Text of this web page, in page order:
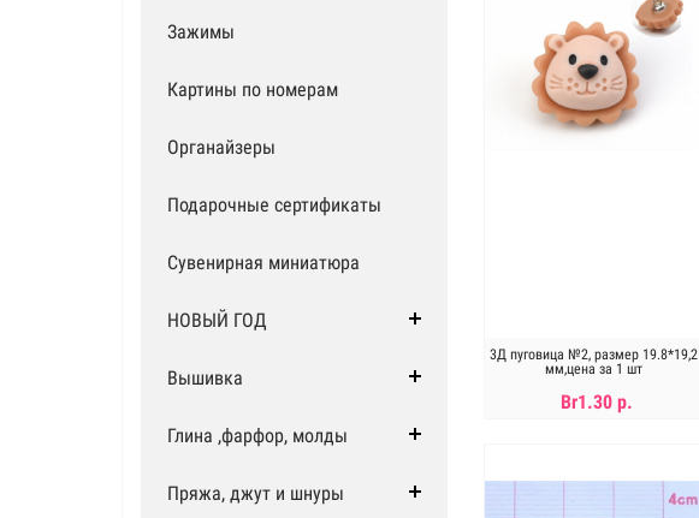
Зажимы
Картины по номерам
Органайзеры
Подарочные сертификаты
Сувенирная миниатюра
НОВЫЙ ГОД
Вышивка
Глина ,фарфор, молды
Пряжа, джут и шнуры
3Д пуговица №2, размер 19.8*19,2
мм,цена за 1 шт
Br1.30 р.